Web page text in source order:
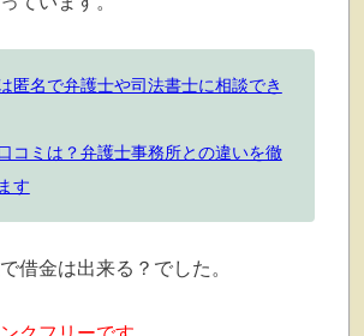
匿名で弁護士や司法書士に相談でき
コミは？弁護士事務所との違いを徹
す
借金は出来る？でした。